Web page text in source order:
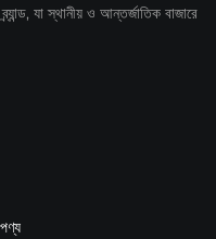
যা স্থানীয় ও আন্তর্জাতিক বাজারে
পণ্য